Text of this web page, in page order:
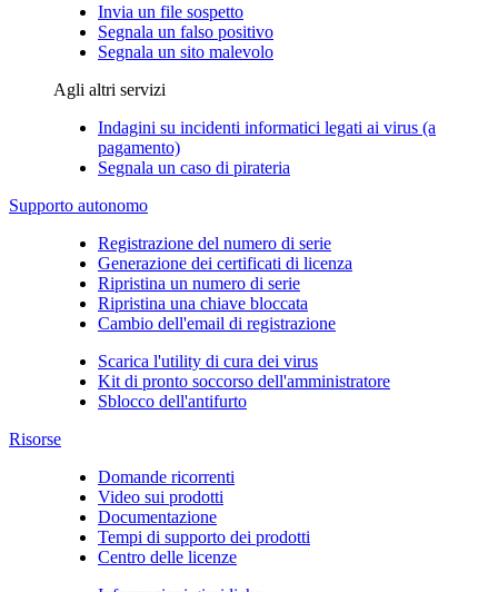
Invia un file sospetto
Segnala un falso positivo
Segnala un sito malevolo
Agli altri servizi
Indagini su incidenti informatici legati ai virus (a
pagamento)
Segnala un caso di pirateria
Supporto autonomo
Registrazione del numero di serie
Generazione dei certificati di licenza
Ripristina un numero di serie
Ripristina una chiave bloccata
Cambio dell'email di registrazione
Scarica l'utility di cura dei virus
Kit di pronto soccorso dell'amministratore
Sblocco dell'antifurto
Risorse
Domande ricorrenti
Video sui prodotti
Documentazione
Tempi di supporto dei prodotti
Centro delle licenze